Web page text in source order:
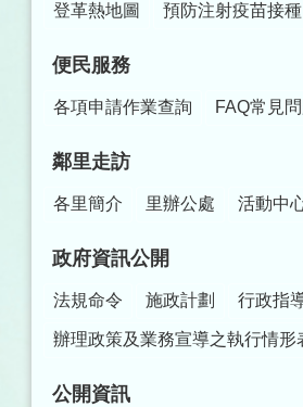
登革熱地圖 預防注射疫苗接種
便民服務
各項申請作業查詢 FAQ常見
鄰里走訪
各里簡介 里辦公處 活動中
政府資訊公開
法規命令 施政計劃 行政指
辦理政策及業務宣導之執行情形
公開資訊